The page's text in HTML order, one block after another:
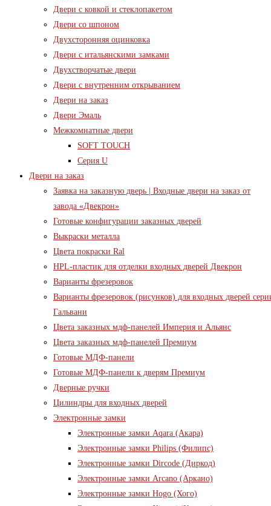
Двери с ковкой и стеклопакетом
Двери со шпоном
Двухсторонняя оцинковка
Двери с итальянскими замками
Двухстворчатые двери
Двери с внутренним открыванием
Двери на заказ
Двери Эмаль
Межкомнатные двери
SOFT TOUCH
Серия U
Двери на заказ
Заявка на заказную дверь | Входные двери на заказ от
завода «Двекрон»
Готовые конфигурации заказных дверей
Выкраски металла
Цвета покраски Ral
HPL-пластик для отделки входных дверей Двекрон
Варианты фрезеровок
Варианты фрезеровок (рисунков) для входных дверей
Гальвани
Цвета заказных мдф-панелей Империя и Альянс
Цвета заказных мдф-панелей Премиум
Готовые МДФ-панели
Готовые МДФ-панели к дверям Премиум
Дверные ручки
Цилиндры для входных дверей
Электронные замки
Электронные замки Aqara (Акара)
Электронные замки Philips (Филипс)
Электронные замки Dircode (Диркод)
Электронные замки Arcano (Аркано)
Электронные замки Hogo (Хого)